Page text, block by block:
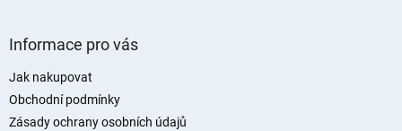
Informace pro vás
Jak nakupovat
Obchodní podmínky
Zásady ochrany osobních údajů